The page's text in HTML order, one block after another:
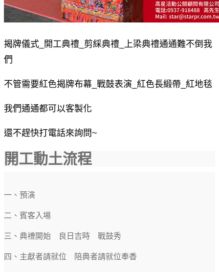
揭牌儀式_開工典禮_剪綵典禮_上梁典禮通通難不倒我
們
不管需要紅色揭牌布幕_戰鼓表演_紅色長緞帶_紅地毯
我們通通都可以客製化
還不趕快打電話來詢問~
開工動土流程
一、預演
二、賓客入場
三、典禮開始 良日吉時 戰鼓秀
四、主獻者請就位 陪典者請就位奉香